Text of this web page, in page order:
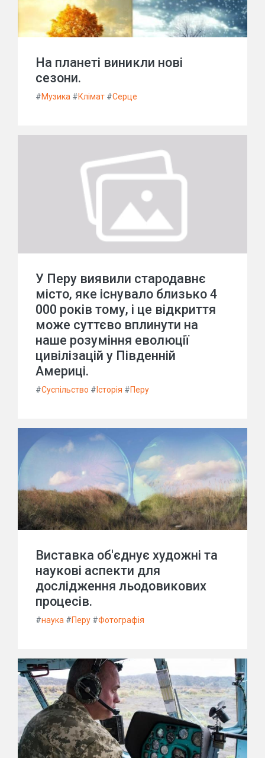
На планеті виникли нові
сезони.
#Музика #Клімат #Серце
У Перу виявили стародавнє
місто, яке існувало близько 4
000 років тому, і це відкриття
може суттєво вплинути на
наше розуміння еволюції
цивілізацій у Південній
Америці.
#Суспільство # Історія #Перу
Виставка об'єднує художні та
наукові аспекти для
дослідження льодовикових
процесів.
#наука #Перу #Фотографія